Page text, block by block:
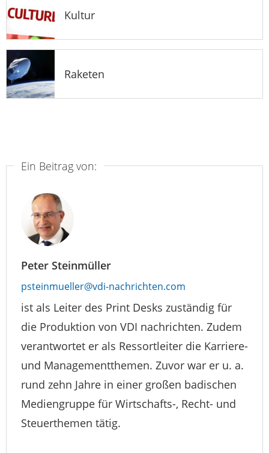
Kultur
Raketen
Ein Beitrag von:
Peter Steinmüller
psteinmueller@vdi-nachrichten.com
ist als Leiter des Print Desks zuständig für
die Produktion von VDI nachrichten. Zudem
verantwortet er als Ressortleiter die Karriere-
und Managementthemen. Zuvor war er u. a.
rund zehn Jahre in einer großen badischen
Mediengruppe für Wirtschafts-, Recht- und
Steuerthemen tätig.